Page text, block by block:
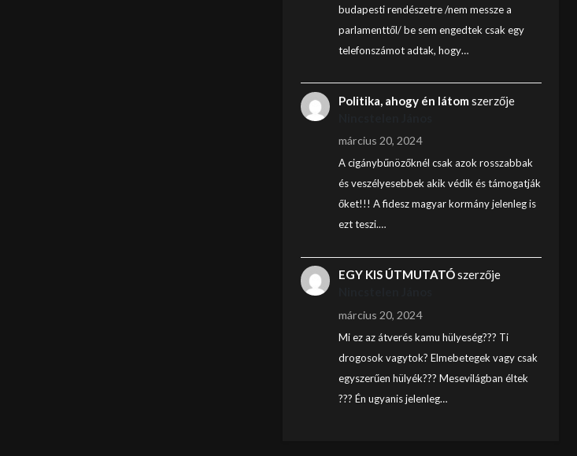
budapesti rendészetre /nem messze a
parlamenttől/ be sem engedtek csak egy
telefonszámot adtak, hogy…
Politika, ahogy én látom szerzője
március 20, 2024
A cigánybűnözőknél csak azok rosszabbak
és veszélyesebbek akik védik és támogatják
őket!!! A fidesz magyar kormány jelenleg is
ezt teszi.…
EGY KIS ÚTMUTATÓszerzője
március 20, 2024
Mi ez az átverés kamu hülyeség??? Ti
drogosok vagytok? Elmebetegek vagy csak
egyszerűen hülyék??? Mesevilágban éltek
??? Én ugyanis jelenleg…